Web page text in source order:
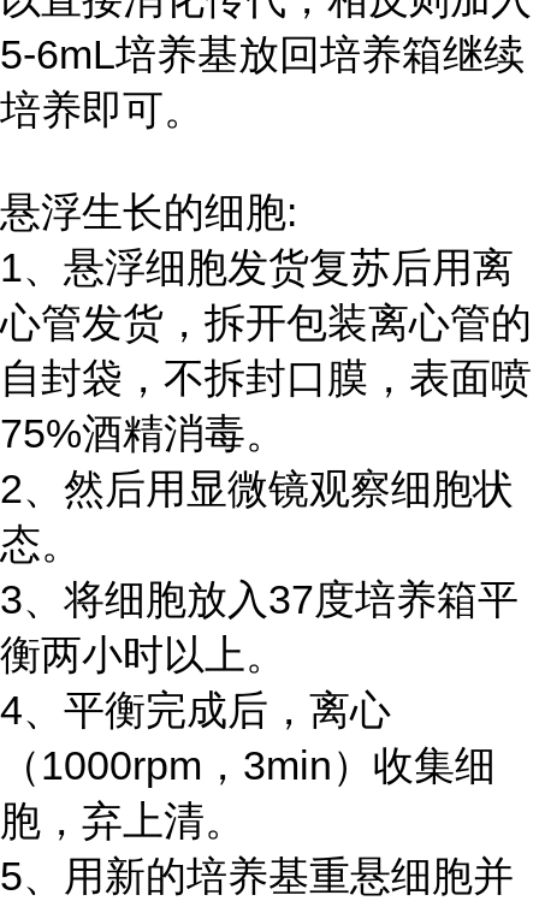
5-6mL培养基放回培养箱继续
培养即可。
悬浮生长的细胞:
1、悬浮细胞发货复苏后用离
心管发货，拆开包装离心管的
自封袋，不拆封口膜，表面喷
75%酒精消毒。
2、然后用显微镜观察细胞状
态。
3、将细胞放入37度培养箱平
衡两小时以上。
4、平衡完成后，离心
（1000rpm，3min）收集细
胞，弃上清。
5、用新的培养基重悬细胞并